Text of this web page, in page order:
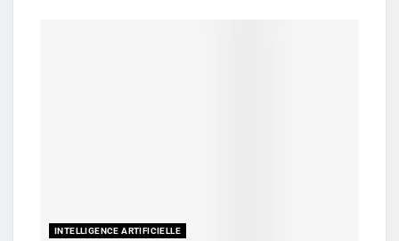
INTELLIGENCE ARTIFICIELLE